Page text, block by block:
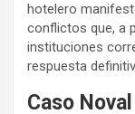
hotelero
conflictos que, a
instituciones
respuesta
Caso